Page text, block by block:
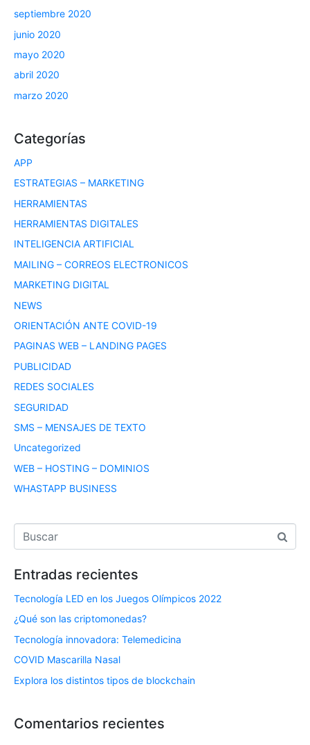
septiembre 2020
junio 2020
mayo 2020
abril 2020
marzo 2020
Categorías
APP
ESTRATEGIAS – MARKETING
HERRAMIENTAS
HERRAMIENTAS DIGITALES
INTELIGENCIA ARTIFICIAL
MAILING – CORREOS ELECTRONICOS
MARKETING DIGITAL
NEWS
ORIENTACIÓN ANTE COVID-19
PAGINAS WEB – LANDING PAGES
PUBLICIDAD
REDES SOCIALES
SEGURIDAD
SMS – MENSAJES DE TEXTO
Uncategorized
WEB – HOSTING – DOMINIOS
WHASTAPP BUSINESS
Entradas recientes
Tecnología LED en los Juegos Olímpicos 2022
¿Qué son las criptomonedas?
Tecnología innovadora: Telemedicina
COVID Mascarilla Nasal
Explora los distintos tipos de blockchain
Comentarios recientes